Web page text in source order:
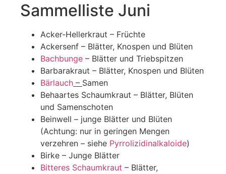
Sammelliste Juni
Acker-Hellerkraut – Früchte
Ackersenf – Blätter, Knospen und Blüten
Bachbunge – Blätter und Triebspitzen
Barbarakraut – Blätter, Knospen und Blüten
Bärlauch – Samen
Behaartes Schaumkraut – Blätter, Blüten
und Samenschoten
Beinwell – junge Blätter und Blüten
(Achtung: nur in geringen Mengen
verzehren – siehe Pyrrolizidinalkaloide)
Birke – Junge Blätter
Bitteres Schaumkraut – Blätter,